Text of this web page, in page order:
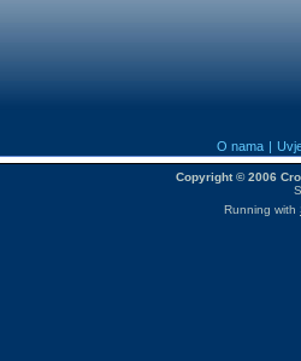
O nama |
Copyright © 2006
Running with